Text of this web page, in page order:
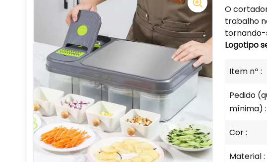
O
trabalho
tornando-
Logotipo
Item nº :
Pedido
mínima) :
Cor :
Material :